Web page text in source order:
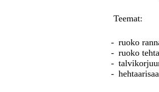
Teemat:
- ruoko
- ruoko
-
-